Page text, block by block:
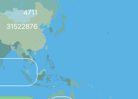
4711
31522876